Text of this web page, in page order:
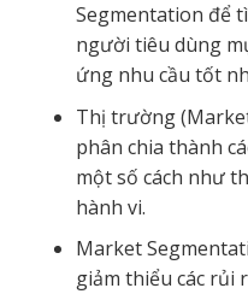
Segmentation để
người tiêu dùng
ứng nhu cầu tốt
Thị trường
phân chia thành
một số cách như
hành vi.
Market
giảm thiểu các rủi